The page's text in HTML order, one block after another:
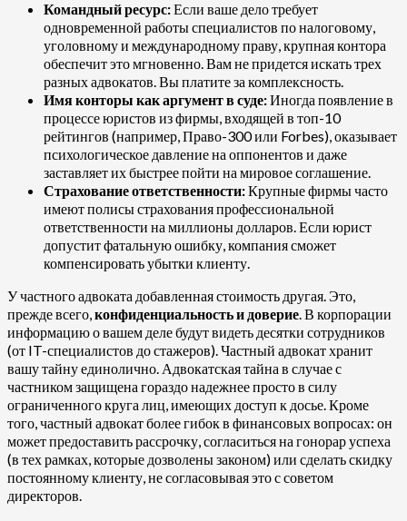
Командный ресурс:Если ваше дело требует
одновременной работы специалистов по налоговому,
уголовному и международному праву, крупная контора
обеспечит это мгновенно. Вам не придется искать трех
разных адвокатов. Вы платите за комплексность.
Имя конторы как аргумент в суде:Иногда появление в
процессе юристов из фирмы, входящей в топ-10
рейтингов (например, Право-300 или Forbes), оказывает
психологическое давление на оппонентов и даже
заставляет их быстрее пойти на мировое соглашение.
Страхование ответственности:Крупные фирмы часто
имеют полисы страхования профессиональной
ответственности на миллионы долларов. Если юрист
допустит фатальную ошибку, компания сможет
компенсировать убытки клиенту.
У частного адвоката добавленная стоимость другая. Это,
прежде всего, конфиденциальность и доверие . В корпорации
информацию о вашем деле будут видеть десятки сотрудников
(от IT-специалистов до стажеров). Частный адвокат хранит
вашу тайну единолично. Адвокатская тайна в случае с
частником защищена гораздо надежнее просто в силу
ограниченного круга лиц, имеющих доступ к досье. Кроме
того, частный адвокат более гибок в финансовых вопросах: он
может предоставить рассрочку, согласиться на гонорар успеха
(в тех рамках, которые дозволены законом) или сделать скидку
постоянному клиенту, не согласовывая это с советом
директоров.